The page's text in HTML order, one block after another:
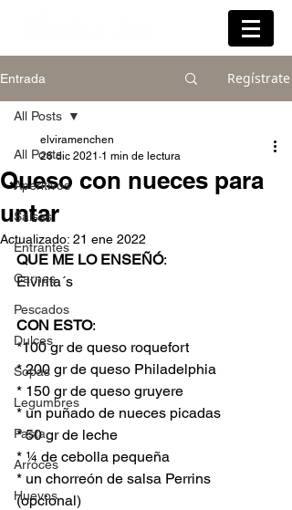
Entrada Regístrate
All Posts
Aperitivos
Salsas
Entrantes
Carnes
Pescados
Dulces
Sopas
Legumbres
Pasta
Arroces
Huevos
All Posts
Queso con nueces para
untar
elviramenchen
26 dic 2021 1 min de lectura
Actualizado: 21 ene 2022
QUE ME LO ENSEÑÓ:
Elvirita´s
CON ESTO:
*100 gr de queso roquefort
* 200 gr de queso Philadelphia
* 150 gr de queso gruyere
* un puñado de nueces picadas
* 50 gr de leche
* ¼ de cebolla pequeña
* un chorreón de salsa Perrins
(opcional)